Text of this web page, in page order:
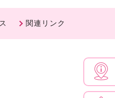
関連リンク